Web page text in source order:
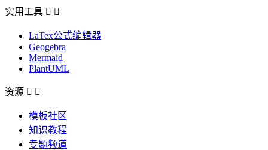
实用工具  
LaTex公式编辑器
Geogebra
Mermaid
PlantUML
资源  
模板社区
知识教程
专题频道